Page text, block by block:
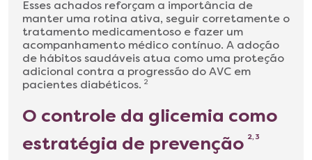
Esses achados reforçam a importância de
manter uma rotina ativa, seguir corretamente o
tratamento medicamentoso e fazer um
acompanhamento médico contínuo. A adoção
de hábitos saudáveis atua como uma proteção
adicional contra a progressão do AVC em
pacientes diabéticos. 2
O controle da glicemia como
estratégia de prevenção 2, 3